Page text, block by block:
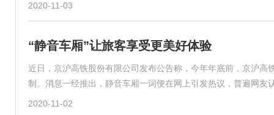
2020-11-03
“静音车厢”让旅客享受更美好体验
近日，京沪高铁股份有限公司发布公告称，今年年底前，京沪
制。消息一经推出，静音车厢一词便在网上引发热议，普遍网友
2020-11-02